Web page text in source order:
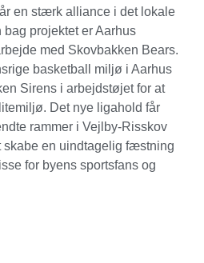
en stærk alliance i det lokale
projektet er Aarhus
med Skovbakken Bears.
basketball miljø i Aarhus
Sirens i arbejdstøjet for at
Det nye ligahold får
rammer i Vejlby-Risskov
skabe en uindtagelig fæstning
for byens sportsfans og